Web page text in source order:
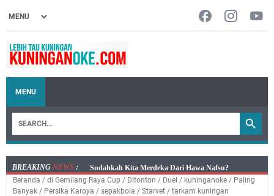
MENU
BREAKING NEWS :
Info Sembako di Pasar Kepuh Kuningan Kamis 6
Agustus 2026, Daging Naik, Telur Turun
Beranda / di Gemilang Raya Cup / Ditonton / Duel / kuninganoke / Paling
Banyak / Persika Karoya / sepakbola / Starvet / tarkam kuningan